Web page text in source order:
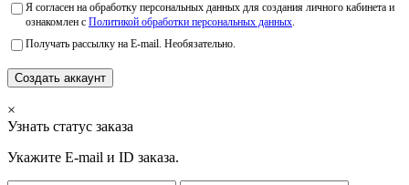
Я согласен на обработку персональных данных для создания личного кабинета и
ознакомлен с Политикой обработки персональных данных.
Получать рассылку на E-mail. Необязательно.
Создать аккаунт
×
Узнать статус заказа
Укажите E-mail и ID заказа.